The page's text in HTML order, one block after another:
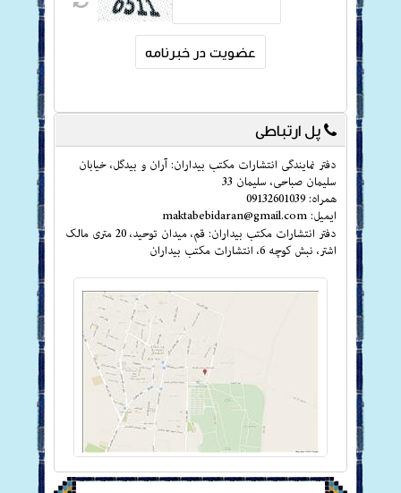
پل ارتباطی
دفتر نمایندگی انتشارات مکتب بیداران: آران و بیدگل، خیابان
سلیمان صباحی، سلیمان 33
همراه: 09132601039
ایمیل: maktabebidaran@gmail.com
دفتر انتشارات مکتب بیداران: قم، میدان توحید، 20 متری مالک
اشتر، نبش کوچه 6، انتشارات مکتب بیداران